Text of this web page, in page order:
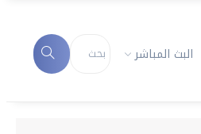
البث المباشر